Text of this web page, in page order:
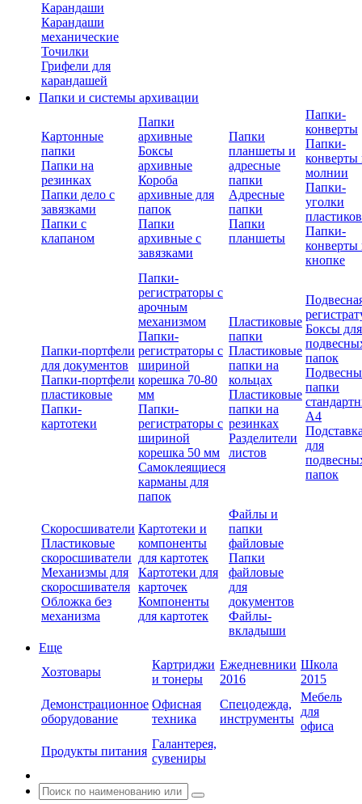
Карандаши
Карандаши
механические
Точилки
Грифели для
карандашей
Папки и системы архивации
Картонные
папки
Папки на
резинках
Папки дело с
завязками
Папки с
клапаном
Папки
архивные
Боксы
архивные
Короба
архивные для
папок
Папки
архивные с
завязками
Папки
планшеты и
адресные
папки
Адресные
папки
Папки
планшеты
Папки-
конверты
Папки-
конверты
молнии
Папки-
уголки
Папки-
конверты
кнопке
Папки-портфели
для документов
Папки-портфели
пластиковые
Папки-
картотеки
Папки-
регистраторы с
арочным
механизмом
Папки-
регистраторы с
шириной
корешка 70-80
мм
Папки-
регистраторы с
шириной
корешка 50 мм
Самоклеящиеся
карманы для
папок
Пластиковые
папки
Пластиковые
папки на
кольцах
Пластиковые
папки на
резинках
Разделители
листов
Боксы для
папок
папки
А4
для
папок
Скоросшиватели
Пластиковые
скоросшиватели
Механизмы для
скоросшивателя
Обложка без
механизма
Картотеки и
компоненты
для картотек
Картотеки для
карточек
Компоненты
для картотек
Файлы и
папки
файловые
Папки
файловые
для
документов
Файлы-
вкладыши
Еще
Хозтовары
Картриджи
и тонеры
Ежедневники
2016
Школа
2015
Демонстрационное
оборудование
Офисная
техника
Спецодежда,
инструменты
Мебель
для
офиса
Продукты питания
Галантерея,
сувениры